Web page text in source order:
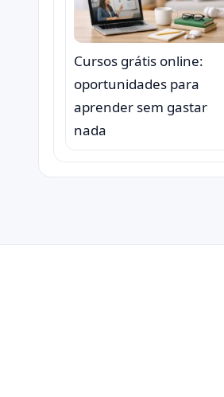
Cursos grátis online:
oportunidades para
aprender sem gastar
nada